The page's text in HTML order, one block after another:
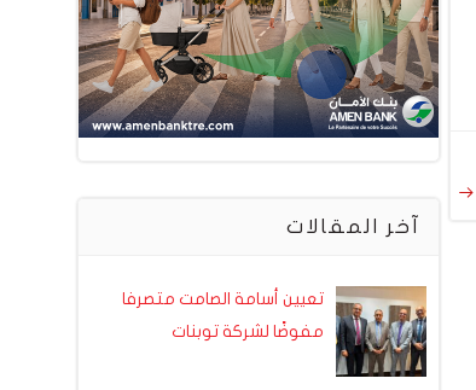
آخر المقالات
تعيين أسامة الصامت متصرفا
مفوضًا لشركة توبنات